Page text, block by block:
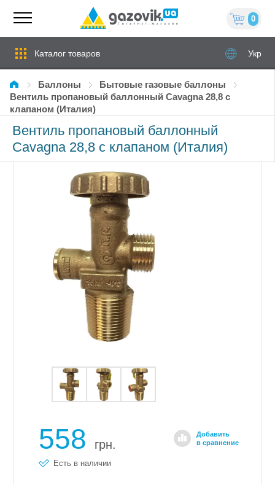
0
Каталог товаров Укр
Баллоны
Бытовые газовые баллоны
Вентиль пропановый баллонный Cavagna 28,8 с
клапаном (Италия)
Вентиль пропановый баллонный
Cavagna 28,8 с клапаном (Италия)
558 грн.
Добавить
в сравнение
Есть в наличии